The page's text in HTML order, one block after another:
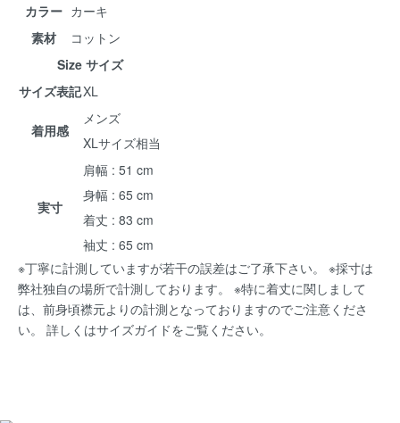
カラー カーキ
素材
コットン
Size サイズ
サイズ表記XL
着用感
メンズ
XLサイズ相当
実寸
肩幅 : 51 cm
身幅 : 65 cm
着丈 : 83 cm
袖丈 : 65 cm
※丁寧に計測していますが若干の誤差はご了承下さい。 ※採寸は
弊社独自の場所で計測しております。 ※特に着丈に関しまして
は、前身頃襟元よりの計測となっておりますのでご注意くださ
い。 詳しくはサイズガイドをご覧ください。